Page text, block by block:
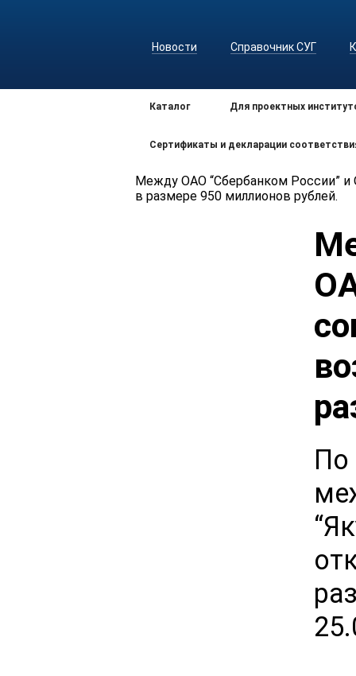
Новости Справочник СУГ
Каталог Для проектных
Сертификаты и декларации
Между ОАО “Сбербанком России” и
в размере 950 миллионов рублей.
По